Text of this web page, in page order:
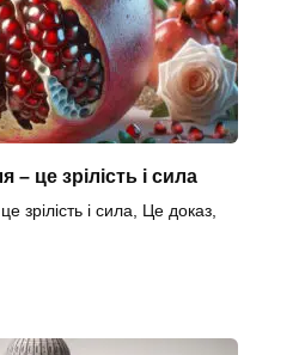
– це зрілість і сила
зрілість і сила, Це доказ,